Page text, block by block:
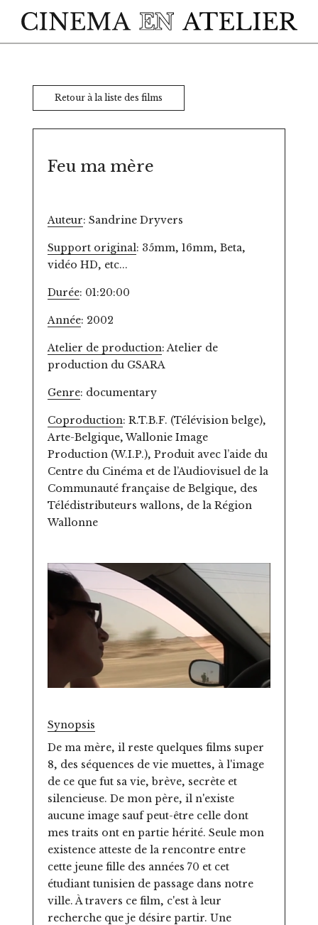
Retour à la liste des films
Feu ma mère
Auteur: Sandrine Dryvers
Support original: 35mm, 16mm, Beta,
vidéo HD, etc...
Durée: 01:20:00
Année: 2002
Atelier de production: Atelier de
production du GSARA
Genre: documentary
Coproduction: R.T.B.F. (Télévision belge),
Arte-Belgique, Wallonie Image
Production (W.I.P.), Produit avec l’aide du
Centre du Cinéma et de l’Audiovisuel de la
Communauté française de Belgique, des
Télédistributeurs wallons, de la Région
Wallonne
Synopsis
De ma mère, il reste quelques films super
8, des séquences de vie muettes, à l'image
de ce que fut sa vie, brève, secrète et
silencieuse. De mon père, il n'existe
aucune image sauf peut-être celle dont
mes traits ont en partie hérité. Seule mon
existence atteste de la rencontre entre
cette jeune fille des années 70 et cet
étudiant tunisien de passage dans notre
ville. À travers ce film, c'est à leur
recherche que je désire partir. Une